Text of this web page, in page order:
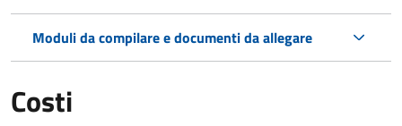
Moduli da compilare e documenti da allegare
Costi